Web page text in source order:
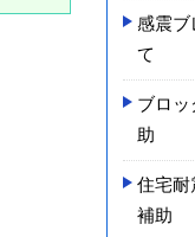
感震ブ
て
ブロ
助
住宅耐
補助